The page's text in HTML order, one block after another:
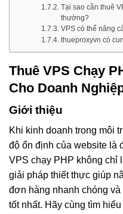
Tại sao cần thuê
thường?
VPS có thể nâng
thueproxyvn có
Thuê VPS Chạy
Cho Doanh
Giới thiệu
Khi kinh doanh trong môi
độ ổn định của website là
VPS chạy PHP không chỉ
giải pháp thiết thực giúp
đơn hàng nhanh chóng
tốt nhất. Hãy cùng tìm